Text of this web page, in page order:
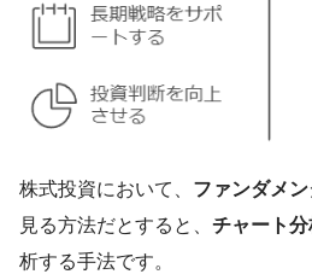
株式投資において、 ファンダメ
見る方法だとすると、 チャート分
析する手法です。